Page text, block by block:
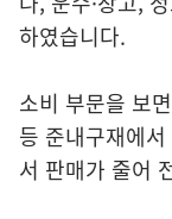
하였습니다.
소비 부문을 보
등 준내구재에
서 판매가 줄어